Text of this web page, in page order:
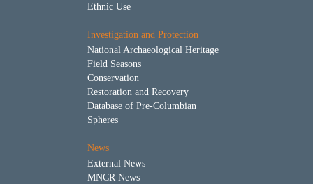
Ethnic Use
Investigation and Protection
National Archaeological Heritage
Field Seasons
Conservation
Restoration and Recovery
Database of Pre-Columbian
Spheres
News
External News
MNCR News